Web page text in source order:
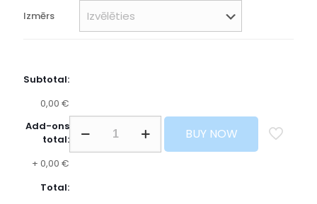
Izmērs
Subtotal:
0,00 €
Add-ons
total:
+ 0,00 €
Total:
BUY NOW